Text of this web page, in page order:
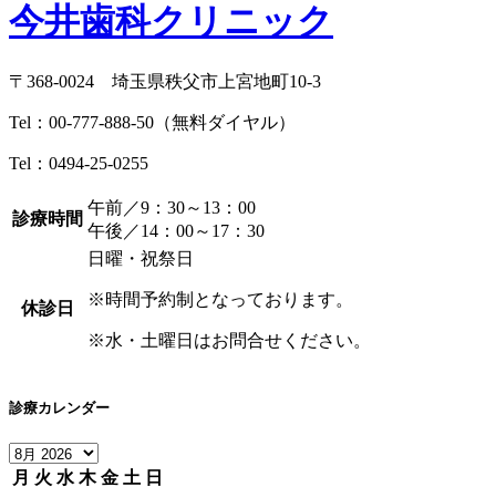
今井歯科クリニック
〒368-0024 埼玉県秩父市上宮地町10-3
Tel： 00-777-888-50 （無料ダイヤル）
Tel： 0494-25-0255
診療時間
午前／9：30～13：00
午後／14：00～17：30
休診日
日曜・祝祭日
※時間予約制となっております。
※水・土曜日はお問合せください。
診療カレンダー
月 火 水 木 金 土 日